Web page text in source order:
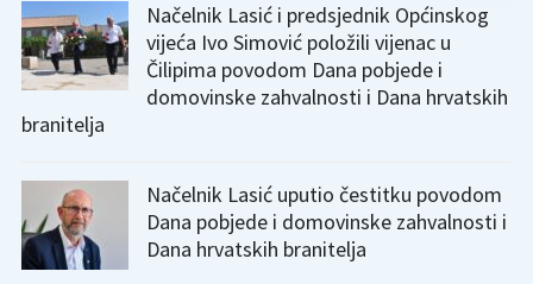
Načelnik Lasić i predsjednik Općinskog
vijeća Ivo Simović položili vijenac u
Čilipima povodom Dana pobjede i
domovinske zahvalnosti i Dana hrvatskih
branitelja
Načelnik Lasić uputio čestitku povodom
Dana pobjede i domovinske zahvalnosti i
Dana hrvatskih branitelja